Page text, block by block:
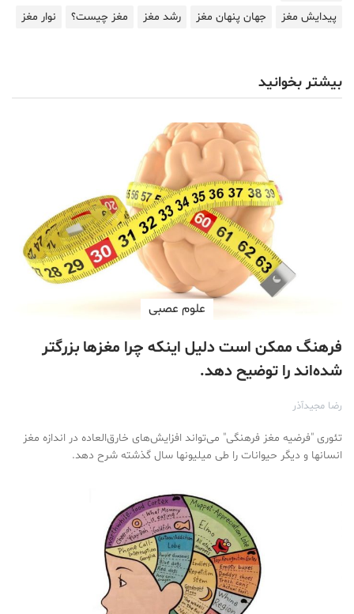
پیدایش مغز جهان پنهان مغز رشد مغز مغز چیست؟ نوار مغز
بیشتر بخوانید
علوم عصبی
فرهنگ ممکن است دلیل اینکه چرا مغزها بزرگتر
شده‌اند را توضیح دهد.
رضا مجیدآذر
تئوری "فرضیه مغز فرهنگی" می‌تواند افزایش‌های خارق‌العاده در اندازه مغز
انسانها و دیگر حیوانات را طی میلیونها سال گذشته شرح دهد.